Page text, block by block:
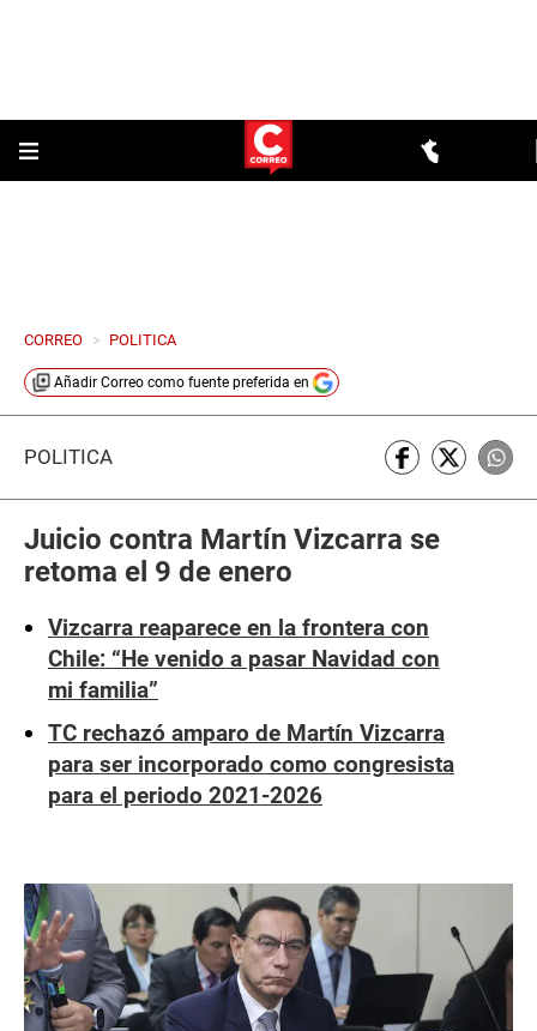
CORREO > POLITICA
Añadir Correo como fuente preferida en
POLÍTICA
Juicio contra Martín Vizcarra se
retoma el 9 de enero
Vizcarra reaparece en la frontera con
Chile: “He venido a pasar Navidad con
mi familia”
TC rechazó amparo de Martín Vizcarra
para ser incorporado como congresista
para el periodo 2021-2026